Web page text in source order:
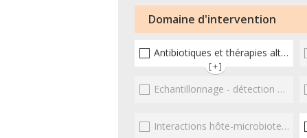
Domaine d'intervention
Antibiotiques et thérapies alternatives
[+]
Echantillonnage - détection et diagnostic
Interactions hôte-microbioteEntérocoques